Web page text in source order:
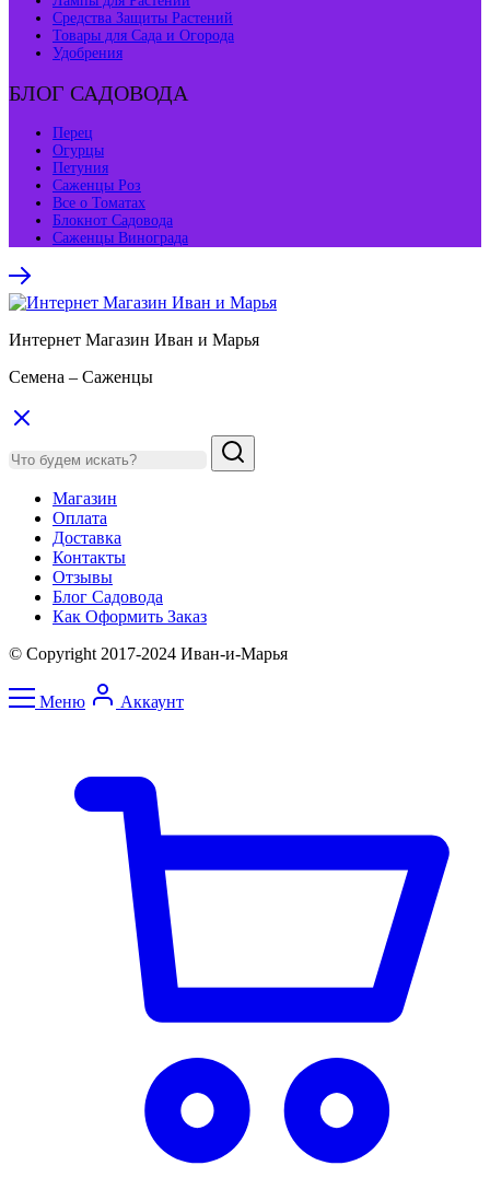
Средства Защиты Растений
Товары для Сада и Огорода
Удобрения
БЛОГ САДОВОДА
Перец
Огурцы
Петуния
Саженцы Роз
Все о Томатах
Блокнот Садовода
Саженцы Винограда
Интернет Магазин Иван и Марья
Семена – Саженцы
Магазин
Оплата
Доставка
Контакты
Отзывы
Блог Садовода
Как Оформить Заказ
© Copyright 2017-2024 Иван-и-Марья
Меню Аккаунт